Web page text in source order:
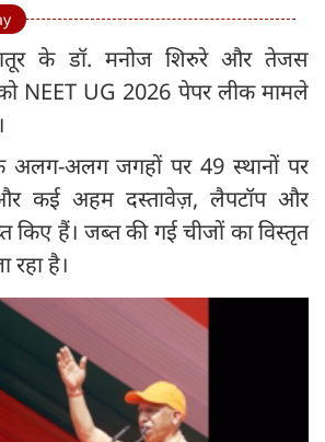
के डॉ. मनोज शिरुरे और तेजस
NEET UG 2026 पेपर लीक मामले
अलग जगहों पर 49 स्थानों पर
कई अहम दस्तावेज़, लैपटॉप और
किए हैं। जब्त की गई चीजों का विस्तृत
रहा है।